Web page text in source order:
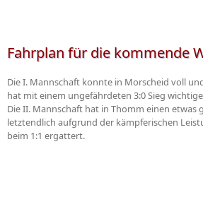
Fahrplan für die kommende
Die I. Mannschaft konnte in Morscheid voll
hat mit einem ungefährdeten 3:0 Sieg
Die II. Mannschaft hat in Thomm einen etwas
letztendlich aufgrund der kämpferischen
beim 1:1 ergattert.